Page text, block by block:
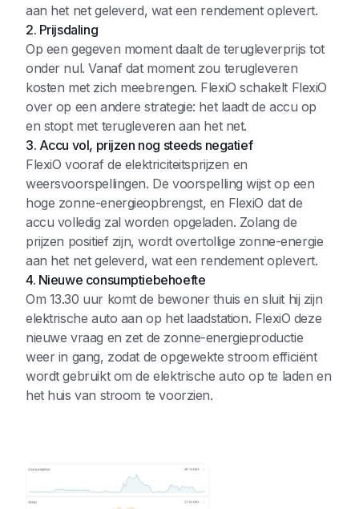
aan het net geleverd, wat een rendement oplevert.
2. Prijsdaling
Op een gegeven moment daalt de terugleverprijs tot
onder nul. Vanaf dat moment zou terugleveren
kosten met zich meebrengen. FlexiO schakelt FlexiO
over op een andere strategie: het laadt de accu op
en stopt met terugleveren aan het net.
3. Accu vol, prijzen nog steeds negatief
FlexiO vooraf de elektriciteitsprijzen en
weersvoorspellingen. De voorspelling wijst op een
hoge zonne-energieopbrengst, en FlexiO dat de
accu volledig zal worden opgeladen. Zolang de
prijzen positief zijn, wordt overtollige zonne-energie
aan het net geleverd, wat een rendement oplevert.
4. Nieuwe consumptiebehoefte
Om 13.30 uur komt de bewoner thuis en sluit hij zijn
elektrische auto aan op het laadstation. FlexiO deze
nieuwe vraag en zet de zonne-energieproductie
weer in gang, zodat de opgewekte stroom efficiënt
wordt gebruikt om de elektrische auto op te laden en
het huis van stroom te voorzien.